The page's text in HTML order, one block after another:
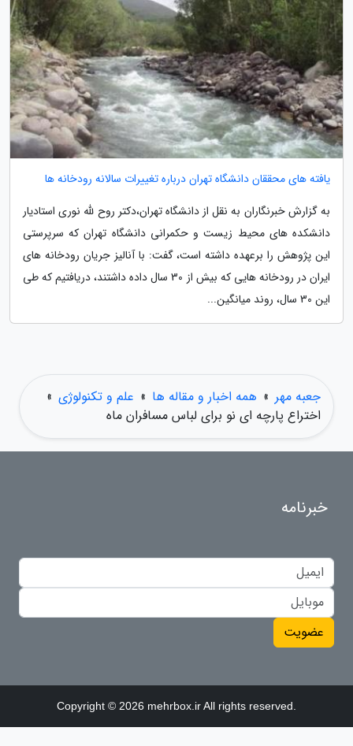
یافته های محققان دانشگاه تهران درباره تغییرات سالانه رودخانه ها
به گزارش خبرنگاران به نقل از دانشگاه تهران،دکتر روح لله نوری استادیار
دانشکده های محیط زیست و حکمرانی دانشگاه تهران که سرپرستی
این پژوهش را برعهده داشته است، گفت: با آنالیز جریان رودخانه های
ایران در رودخانه هایی که بیش از 30 سال داده داشتند، دریافتیم که طی
این 30 سال، روند میانگین...
جعبه مهر » همه اخبار و مقاله ها » علم و تکنولوژی »
اختراع پارچه ای نو برای لباس مسافران ماه
خبرنامه
عضویت
Copyright © 2026 mehrbox.ir All rights reserved.